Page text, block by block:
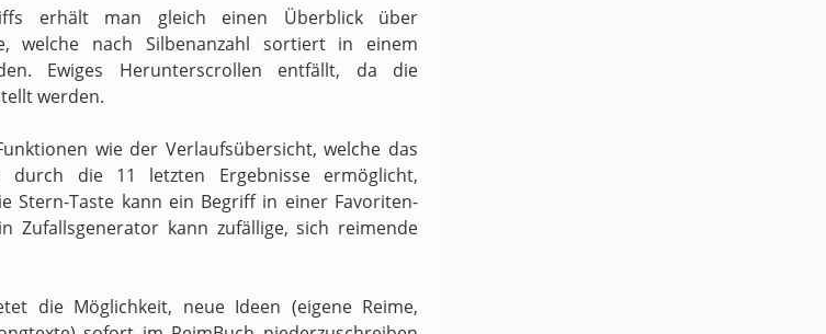
erhält man gleich einen Überblick über
welche nach Silbenanzahl sortiert in einem
Ewiges Herunterscrollen entfällt, da die
werden.
wie der Verlaufsübersicht, welche das
durch die 11 letzten Ergebnisse ermöglicht,
Stern-Taste kann ein Begriff in einer Favoriten-
Zufallsgenerator kann zufällige, sich reimende
die Möglichkeit, neue Ideen (eigene Reime,